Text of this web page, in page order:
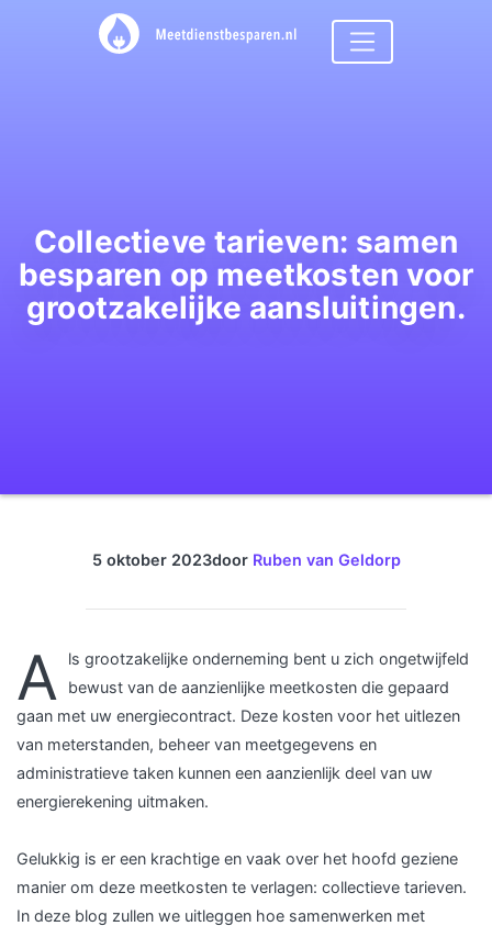
Collectieve tarieven: samen
besparen op meetkosten voor
grootzakelijke aansluitingen.
5 oktober 2023door Ruben van Geldorp
A
ls grootzakelijke onderneming bent u zich ongetwijfeld
bewust van de aanzienlijke meetkosten die gepaard
gaan met uw energiecontract. Deze kosten voor het uitlezen
van meterstanden, beheer van meetgegevens en
administratieve taken kunnen een aanzienlijk deel van uw
energierekening uitmaken.
Gelukkig is er een krachtige en vaak over het hoofd geziene
manier om deze meetkosten te verlagen: collectieve tarieven.
In deze blog zullen we uitleggen hoe samenwerken met